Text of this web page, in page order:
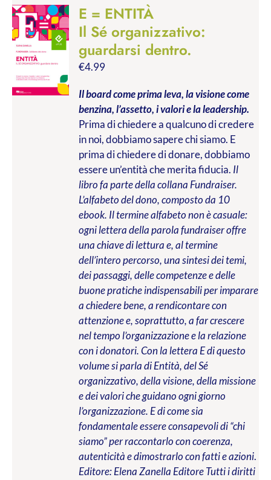
E = ENTITÀ
Il Sé organizzativo:
guardarsi dentro.
€4.99
Il board come prima leva, la visione come
benzina, l’assetto, i valori e la leadership.
Prima di chiedere a qualcuno di credere
in noi, dobbiamo sapere chi siamo. E
prima di chiedere di donare, dobbiamo
essere un’entità che merita fiducia. Il
libro fa parte della collana Fundraiser.
L’alfabeto del dono, composto da 10
ebook. Il termine alfabeto non è casuale:
ogni lettera della parola fundraiser offre
una chiave di lettura e, al termine
dell’intero percorso, una sintesi dei temi,
dei passaggi, delle competenze e delle
buone pratiche indispensabili per imparare
a chiedere bene, a rendicontare con
attenzione e, soprattutto, a far crescere
nel tempo l’organizzazione e la relazione
con i donatori. Con la lettera E di questo
volume si parla di Entità, del Sé
organizzativo, della visione, della missione
e dei valori che guidano ogni giorno
l’organizzazione. E di come sia
fondamentale essere consapevoli di “chi
siamo” per raccontarlo con coerenza,
autenticità e dimostrarlo con fatti e azioni.
Editore: Elena Zanella EditoreTutti i diritti